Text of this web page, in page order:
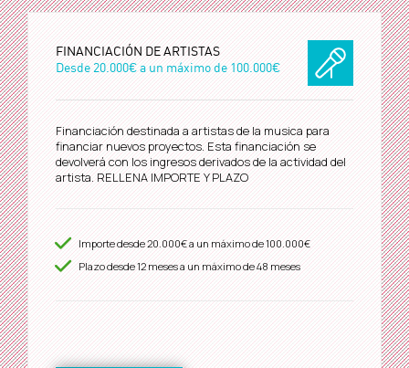
FINANCIACIÓN DE ARTISTAS
Desde20.000€a un máximo de100.000€
Financiación destinada a artistas de la musica para
financiar nuevos proyectos. Esta financiación se
devolverá con los ingresos derivados de la actividad del
artista. RELLENA IMPORTE Y PLAZO
Importe desde20.000€a un máximo de100.000€
Plazo desde12meses a un máximo de 48 meses